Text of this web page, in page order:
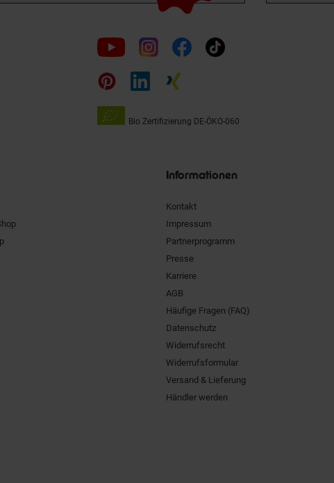
Folge
uns
auf
Bio Zertifizierung DE-ÖKO-060
Informationen
Kontakt
Impressum
Partnerprogramm
Presse
Karriere
AGB
Häufige Fragen (FAQ)
Datenschutz
Widerrufsrecht
Widerrufsformular
Versand & Lieferung
Händler werden